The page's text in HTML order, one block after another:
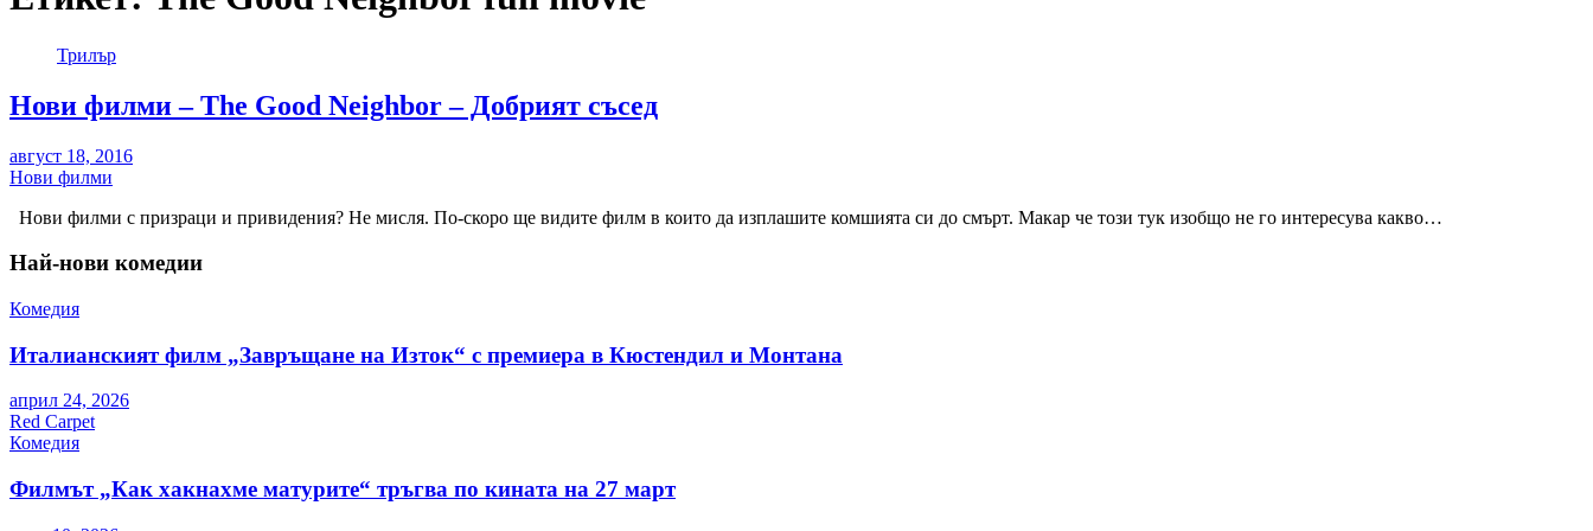
Трилър
Нови филми – The Good Neighbor – Добрият съсед
август 18, 2016
Нови филми
Нови филми с призраци и привидения? Не мисля. По-скоро ще видите филм в които да изплашите комшията си до смърт. Макар че този тук изобщо не го интересува какво…
Най-нови комедии
Комедия
Италианският филм „Завръщане на Изток“ с премиера в Кюстендил и Монтана
април 24, 2026
Red Carpet
Комедия
Филмът „Как хакнахме матурите“ тръгва по кината на 27 март